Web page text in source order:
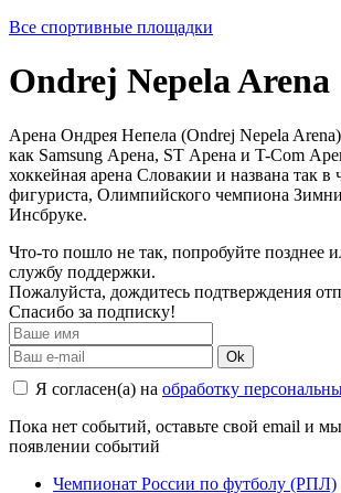
Все спортивные площадки
Ondrej Nepela Arena
Арена Ондрея Непела (Ondrej Nepela
как Samsung Арена, ST Арена и T-Com
хоккейная арена Словакии и названа так в
фигуриста, Олимпийского чемпиона
Инсбруке.
Что-то пошло не так, попробуйте позднее
службу поддержки.
Пожалуйста, дождитесь подтверждения
Спасибо за подписку!
Ok
Я согласен(а) на обработку
Пока нет событий, оставьте свой email и
появлении событий
Чемпионат России по футболу (РПЛ)